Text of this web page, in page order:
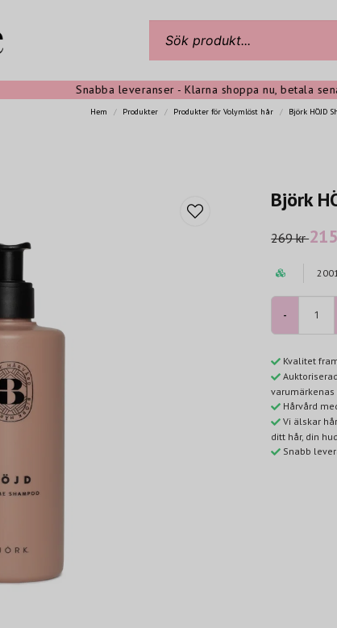
Snabba leveranser - Klarna shoppa nu, betala
Hem Produkter Produkter för Volymlöst hår Björk HÖJD
Björk
269 kr
-
Kvalitet
Hårvård
Vi älskar
ditt hår, din
Snabb